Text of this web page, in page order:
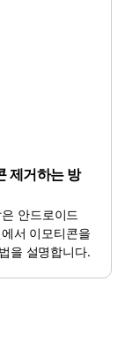
제거하는 방
안드로이드
서 이모티콘을
을 설명합니다.